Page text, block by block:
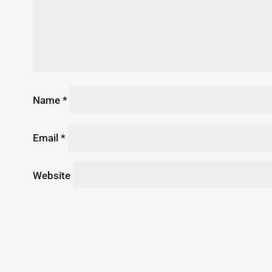
Name *
Email *
Website